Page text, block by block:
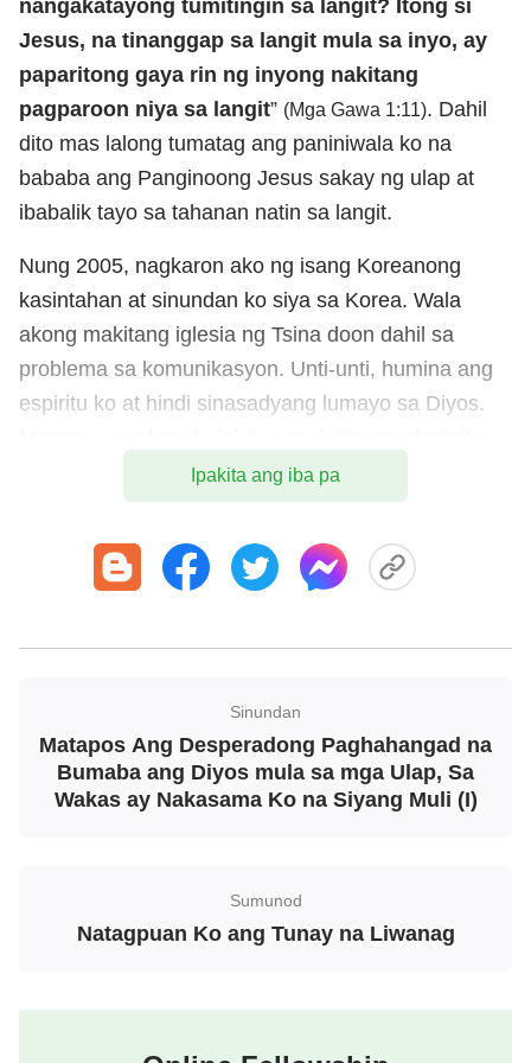
nangakatayong tumitingin sa langit? Itong si
Jesus, na tinanggap sa langit mula sa inyo, ay
paparitong gaya rin ng inyong nakitang
pagparoon niya sa langit” (Mga Gawa 1:11). Dahil
dito mas lalong tumatag ang paniniwala ko na
bababa ang Panginoong Jesus sakay ng ulap at
ibabalik tayo sa tahanan natin sa langit.
Nung 2005, nagkaron ako ng isang Koreanong
kasintahan at sinundan ko siya sa Korea. Wala
akong makitang iglesia ng Tsina doon dahil sa
problema sa komunikasyon. Unti-unti, humina ang
espiritu ko at hindi sinasadyang lumayo sa Diyos.
sa pagitan ng kulturang Tsino at Koreano, hindi na
kami pwedeng magsama nang payapa at hindi
nagtagal nagdiborsyo na kami. Matinding suntok sa
kaluluwa ko ang diborsiyo at labis na nagdurusa
anak at kabigan sa banyagang bansa na ito, na
magagawa ko lang ay manalangin sa Diyos. Sinabi
ko sa Diyos ang lahat ng paghihirap ko at sinabi ko
sa Kanya na gabayan ako para makahanap ng
isang iglesiang Tsina.
kagawaran ng Presbyterian Church ng Tsina. Nung
panahon na ‘yon, tuwang-tuwa ako dahil sa wakas
Kaya lang, sa aking kabiguan, binabasa lang sa
Ipakita ang iba pa
Sinundan
Matapos Ang Desperadong Paghahangad na
Bumaba ang Diyos mula sa mga Ulap, Sa
Wakas ay Nakasama Ko na Siyang Muli (I)
Sumunod
Natagpuan Ko ang Tunay na Liwanag